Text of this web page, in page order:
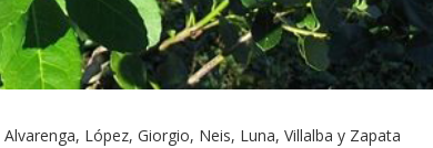
López, Giorgio, Neis, Luna, Villalba y Zapata